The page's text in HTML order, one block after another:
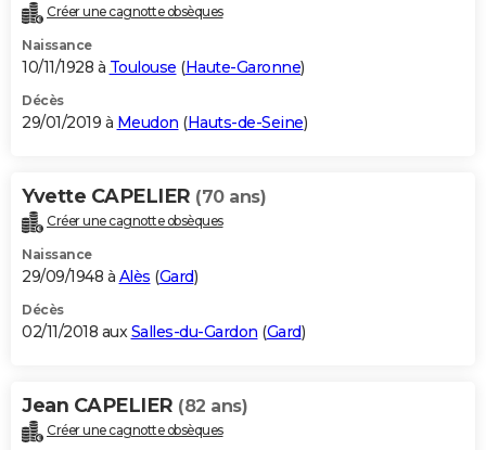
Créer une cagnotte obsèques
Naissance
10/11/1928 à Toulouse (Haute-Garonne)
Décès
29/01/2019 à Meudon (Hauts-de-Seine)
Yvette CAPELIER (70 ans)
Créer une cagnotte obsèques
Naissance
29/09/1948 à Alès (Gard)
Décès
02/11/2018 auxSalles-du-Gardon (Gard)
Jean CAPELIER (82 ans)
Créer une cagnotte obsèques